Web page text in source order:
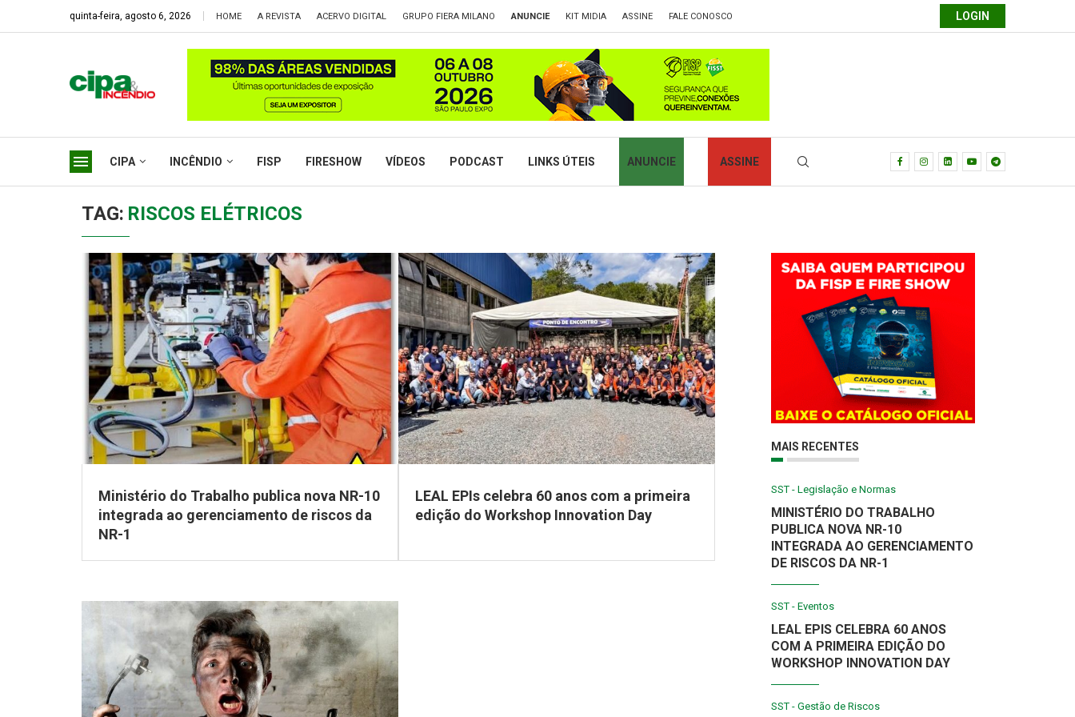
quinta-feira, agosto 6, 2026 HOME A REVISTA ACERVO DIGITAL GRUPO FIERA MILANO ANUNCIE KIT MIDIA ASSINE FALE CONOSCO LOGIN
CIPA INCÊNDIO FISP FIRESHOW VÍDEOS PODCAST LINKS ÚTEIS ANUNCIE ASSINE
TAG: RISCOS ELÉTRICOS
Ministério do Trabalho publica nova NR-10
integrada ao gerenciamento de riscos da
NR-1
LEAL EPIs celebra 60 anos com a primeira
edição do Workshop Innovation Day
MAIS RECENTES
SST - Legislação e Normas
MINISTÉRIO DO TRABALHO
PUBLICA NOVA NR-10
INTEGRADA AO GERENCIAMENTO
DE RISCOS DA NR-1
SST - Eventos
LEAL EPIS CELEBRA 60 ANOS
COM A PRIMEIRA EDIÇÃO DO
WORKSHOP INNOVATION DAY
SST - Gestão de Riscos